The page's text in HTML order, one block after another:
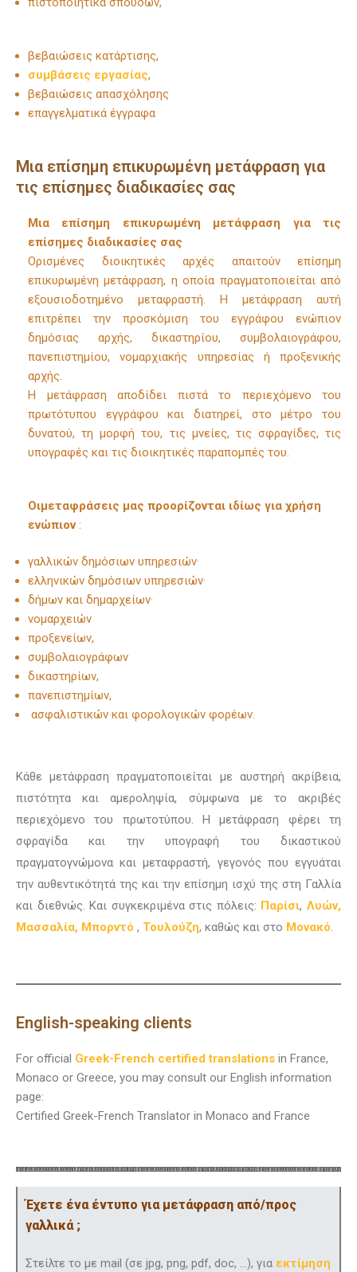
βεβαιώσεις κατάρτισης,
συμβάσεις εργασίας,
βεβαιώσεις απασχόλησης
επαγγελματικά έγγραφα
Μια επίσημη επικυρωμένη μετάφραση για
τις επίσημες διαδικασίες σας
Μια επίσημη επικυρωμένη μετάφραση για τις
επίσημες διαδικασίες σας
Ορισμένες διοικητικές αρχές απαιτούν επίσημη
επικυρωμένη μετάφραση, η οποία πραγματοποιείται από
εξουσιοδοτημένο μεταφραστή. Η μετάφραση αυτή
επιτρέπει την προσκόμιση του εγγράφου ενώπιον
δημόσιας αρχής, δικαστηρίου, συμβολαιογράφου,
πανεπιστημίου, νομαρχιακής υπηρεσίας ή προξενικής
αρχής.
Η μετάφραση αποδίδει πιστά το περιεχόμενο του
πρωτότυπου εγγράφου και διατηρεί, στο μέτρο του
δυνατού, τη μορφή του, τις μνείες, τις σφραγίδες, τις
υπογραφές και τις διοικητικές παραπομπές του.
Οιμεταφράσεις μας προορίζονται ιδίως για χρήση
ενώπιον:
γαλλικών δημόσιων υπηρεσιών·
ελληνικών δημόσιων υπηρεσιών·
δήμων και δημαρχείων·
νομαρχειών
προξενείων,
συμβολαιογράφων
δικαστηρίων,
πανεπιστημίων,
ασφαλιστικών και φορολογικών φορέων.
Κάθε μετάφραση πραγματοποιείται με αυστηρή ακρίβεια,
πιστότητα και αμεροληψία, σύμφωνα με το ακριβές
περιεχόμενο του πρωτοτύπου. Η μετάφραση φέρει τη
σφραγίδα και την υπογραφή του δικαστικού
πραγματογνώμονα και μεταφραστή, γεγονός που εγγυάται
την αυθεντικότητά της και την επίσημη ισχύ της στη Γαλλία
και διεθνώς. Και συγκεκριμένα στις πόλεις: Παρίσι,Λυών,
Μασσαλία, Μπορντό , Τουλούζη, καθώς και στο Μονακό
English-speaking clients
For official Greek-French certified translations in France,
Monaco or Greece, you may consult our English information
page:
Certified Greek-French Translator in Monaco and France
Έχετε ένα έντυπο για μετάφραση από/προς
γαλλικά ;
Στείλτε το με mail (σε jpg, png, pdf, doc, …), για εκτίμηση